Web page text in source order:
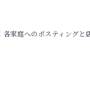
家庭へのポスティングと